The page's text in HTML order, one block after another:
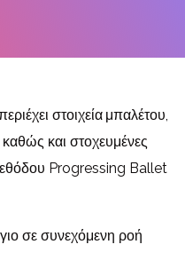
στοιχεία μπαλέτου,
και στοχευμένες
Progressing Ballet
σε συνεχόμενη ροή